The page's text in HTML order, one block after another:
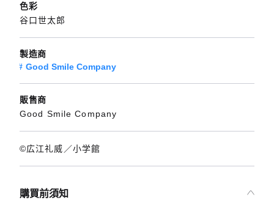
色彩
谷口世太郎
製造商
Good Smile Company
販售商
Good Smile Company
©広江礼威／小学館
購買前須知